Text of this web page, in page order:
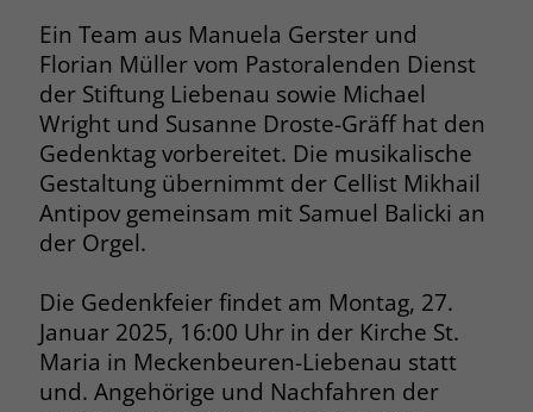
Ein Team aus Manuela Gerster und
Florian Müller vom Pastoralenden Dienst
der Stiftung Liebenau sowie Michael
Wright und Susanne Droste-Gräff hat den
Gedenktag vorbereitet. Die musikalische
Gestaltung übernimmt der Cellist Mikhail
Antipov gemeinsam mit Samuel Balicki an
der Orgel.
Die Gedenkfeier findet am Montag, 27.
Januar 2025, 16:00 Uhr in der Kirche St.
Maria in Meckenbeuren-Liebenau statt
und. Angehörige und Nachfahren der
Zweck
This cookie, set by Cloudflare, is used to
support Cloudflare Bot Management.
Name JSessionID
Anbieter jobs.stiftung-liebenau.de
Laufzeit
Zweck
Behält die Zustände des Benutzers bei
allen Seitenanfragen bei.
Zweck Enthält eine zufallsgenerierte User-ID.
Name _gcl_aw
Anbieter Google Ads
Laufzeit
Zweck
User über einen Klick auf eine Google
Werbeanzeige auf die Website gelangt.
Es enthält Informationen darüber,
welche Werbeanzeige geklickt wurde,